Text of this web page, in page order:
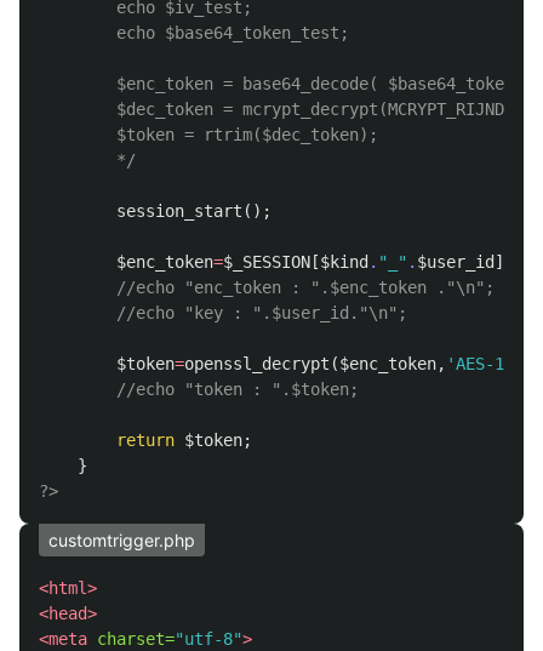
		*/
session_start ();
$enc_token=$_SESSION [$kind . "_" . $user_id ];
//echo "enc_token : ".$enc_token ."\n";
//echo "key : ".$user_id."\n";
$token=openssl_decrypt ($enc_token, 'AES-128-
//echo "token : ".$token;
return $token;
}
?>
customtrigger.php
<html>
<head>
<meta charset="utf-8">